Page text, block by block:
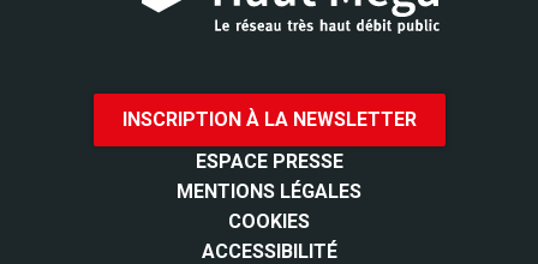
INSCRIPTION À LA NEWSLETTER
ESPACE PRESSE
MENTIONS LÉGALES
COOKIES
ACCESSIBILITÉ